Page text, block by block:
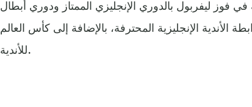
فوز ليفربول بالدوري الإنجليزي الممتاز ودوري أبطال
الأندية الإنجليزية المحترفة، بالإضافة إلى كأس العالم
للأندية.